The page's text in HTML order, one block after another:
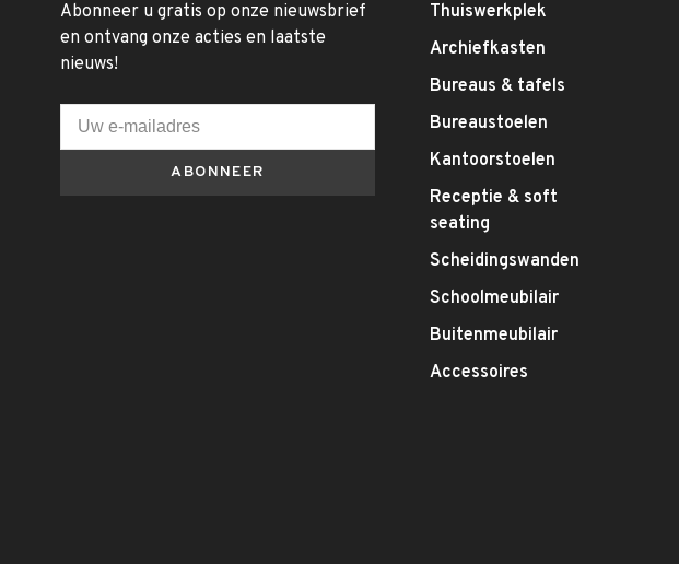
Abonneer u gratis op onze nieuwsbrief
en ontvang onze acties en laatste
nieuws!
ABONNEER
Thuiswerkplek
Archiefkasten
Bureaus & tafels
Bureaustoelen
Kantoorstoelen
Receptie & soft
seating
Scheidingswanden
Schoolmeubilair
Buitenmeubilair
Accessoires